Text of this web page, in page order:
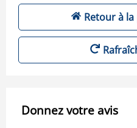
Retour à
Donnez votre avis